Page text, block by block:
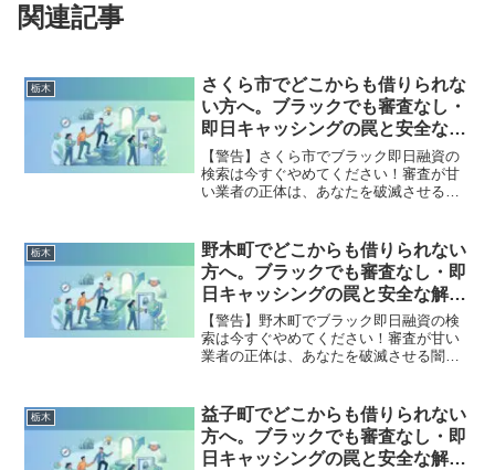
関連記事
栃木
さくら市でどこからも借りられな
い方へ。ブラックでも審査なし・
即日キャッシングの罠と安全な解
決策
【警告】さくら市でブラック即日融資の
検索は今すぐやめてください！審査が甘
い業者の正体は、あなたを破滅させる闇
さくら市で違法業者を避け、借金地獄か
ら抜け出した方々の実体験と確実な解決
策を完全公開。
栃木
野木町でどこからも借りられない
方へ。ブラックでも審査なし・即
日キャッシングの罠と安全な解決
策
【警告】野木町でブラック即日融資の検
索は今すぐやめてください！審査が甘い
業者の正体は、あなたを破滅させる闇金
町で違法業者を避け、借金地獄から抜け
出した方々の実体験と確実な解決策を完
全公開。
栃木
益子町でどこからも借りられない
方へ。ブラックでも審査なし・即
日キャッシングの罠と安全な解決